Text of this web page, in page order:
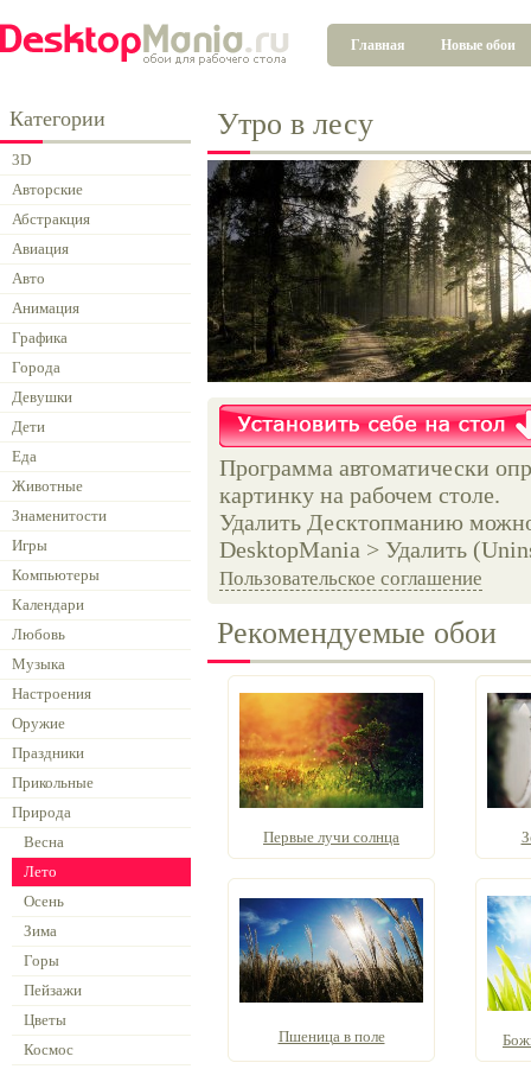
Главная Новые обои
Категории
3D
Авторские
Абстракция
Авиация
Авто
Анимация
Графика
Города
Девушки
Дети
Еда
Животные
Знаменитости
Игры
Компьютеры
Календари
Любовь
Музыка
Настроения
Оружие
Праздники
Прикольные
Природа
Весна
Лето
Осень
Зима
Горы
Пейзажи
Цветы
Космос
Утро в лесу
Программа автоматически
картинку на рабочем столе.
Удалить Десктопманию
DesktopMania > Удалить
Пользовательское соглашение
Рекомендуемые обои
Первые лучи солнца
Пшеница в поле